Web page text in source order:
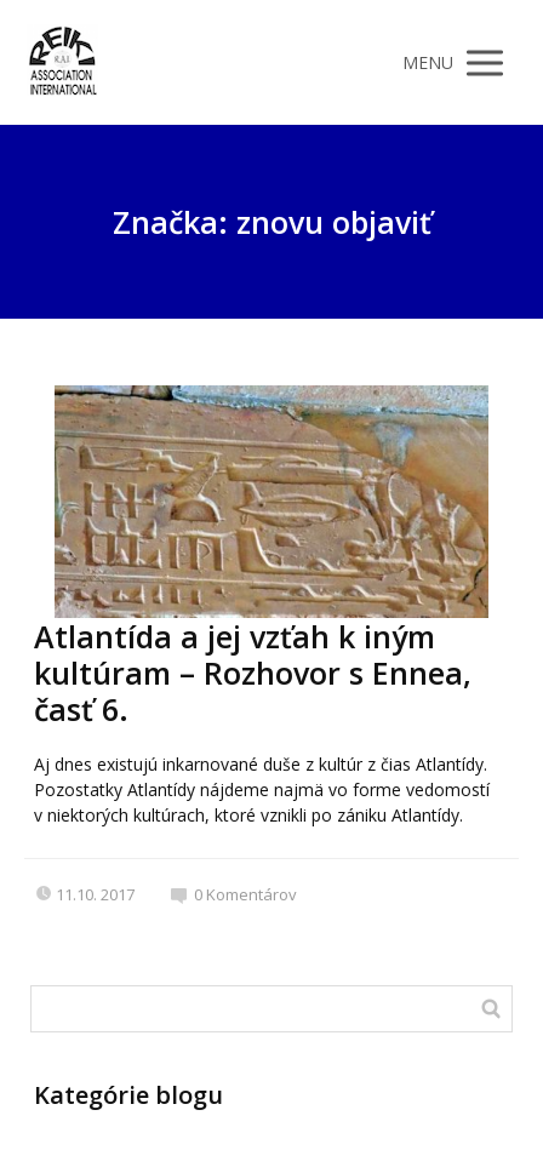
MENU
Značka: znovu objaviť
Atlantída a jej vzťah k iným
kultúram – Rozhovor s Ennea,
časť 6.
Aj dnes existujú inkarnované duše z kultúr z čias Atlantídy.
Pozostatky Atlantídy nájdeme najmä vo forme vedomostí
v niektorých kultúrach, ktoré vznikli po zániku Atlantídy.
11.10. 2017 0 Komentárov
Kategórie blogu